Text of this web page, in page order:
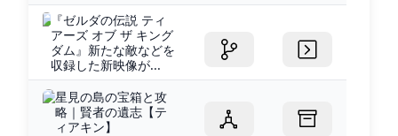
『ゼルダの伝説 ティ
アーズ オブ ザ キング
ダム』新たな敵などを
収録した新映像が...
星見の島の宝箱と攻
略｜賢者の遺志【テ
ィアキン】